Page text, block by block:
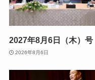
2027年8月6日（木）号
2026年8月6日